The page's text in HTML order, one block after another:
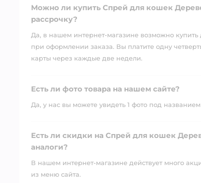
Можно ли купить Спрей для кошек
рассрочку?
Да, в нашем интернет-магазине возможно
при оформлении заказа. Вы платите одну
карты через каждые две недели.
Есть ли фото товара на нашем сайте?
Да, у нас вы можете увидеть 1 фото под названием
Есть ли скидки на Спрей для кошек
аналоги?
В нашем интернет-магазине действует много
из меню сайта.